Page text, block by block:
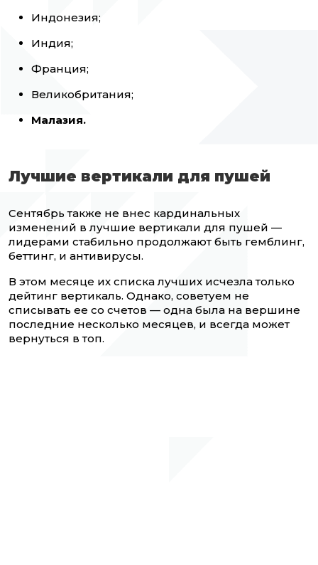
Индонезия;
Индия;
Франция;
Великобритания;
Малазия.
Лучшие вертикали для пушей
Сентябрь также не внес кардинальных
изменений в лучшие вертикали для пушей —
лидерами стабильно продолжают быть гемблинг,
беттинг, и антивирусы.
В этом месяце их списка лучших исчезла только
дейтинг вертикаль. Однако, советуем не
списывать ее со счетов — одна была на вершине
последние несколько месяцев, и всегда может
вернуться в топ.